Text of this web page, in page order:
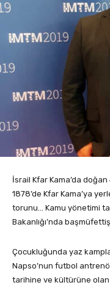
İsrail Kfar Kama’da
1878’de Kfar Kama’ya
torunu… Kamu yönetimi
Bakanlığı’nda
Çocukluğunda yaz
Napso’nun futbol
tarihine ve kültürüne olan